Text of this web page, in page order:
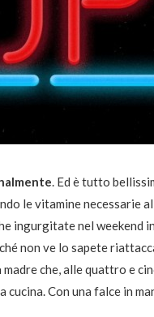
. Ed è tutto
le vitamine necessarie
ingurgitate nel weekend
non ve lo sapete
che, alle quattro e
Con una falce in